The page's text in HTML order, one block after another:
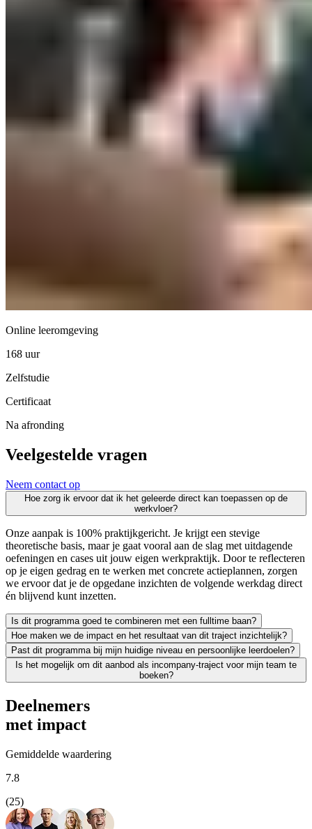
Online leeromgeving
168 uur
Zelfstudie
Certificaat
Na afronding
Veelgestelde vragen
Neem contact op
Hoe zorg ik ervoor dat ik het geleerde direct kan toepassen op de
werkvloer?
Onze aanpak is 100% praktijkgericht. Je krijgt een stevige
theoretische basis, maar je gaat vooral aan de slag met uitdagende
oefeningen en cases uit jouw eigen werkpraktijk. Door te reflecteren
op je eigen gedrag en te werken met concrete actieplannen, zorgen
we ervoor dat je de opgedane inzichten de volgende werkdag direct
én blijvend kunt inzetten.
Is dit programma goed te combineren met een fulltime baan?
Zeker. We leiden uitsluitend werkende professionals op en weten
Hoe maken we de impact en het resultaat van dit traject inzichtelijk?
Leren moet leiden tot merkbaar resultaat; voor jezelf én voor je
Past dit programma bij mijn huidige niveau en persoonlijke leerdoelen?
We vinden het essentieel dat je een traject kiest dat écht bij je past
Is het mogelijk om dit aanbod als incompany-traject voor mijn team te
boeken?
Absoluut. Vrijwel al onze trainingen en opleidingen kunnen we
Deelnemers
met impact
Gemiddelde waardering
7.8
(25)